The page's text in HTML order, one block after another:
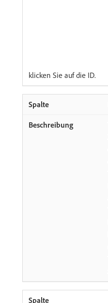
klicken Sie auf die ID.